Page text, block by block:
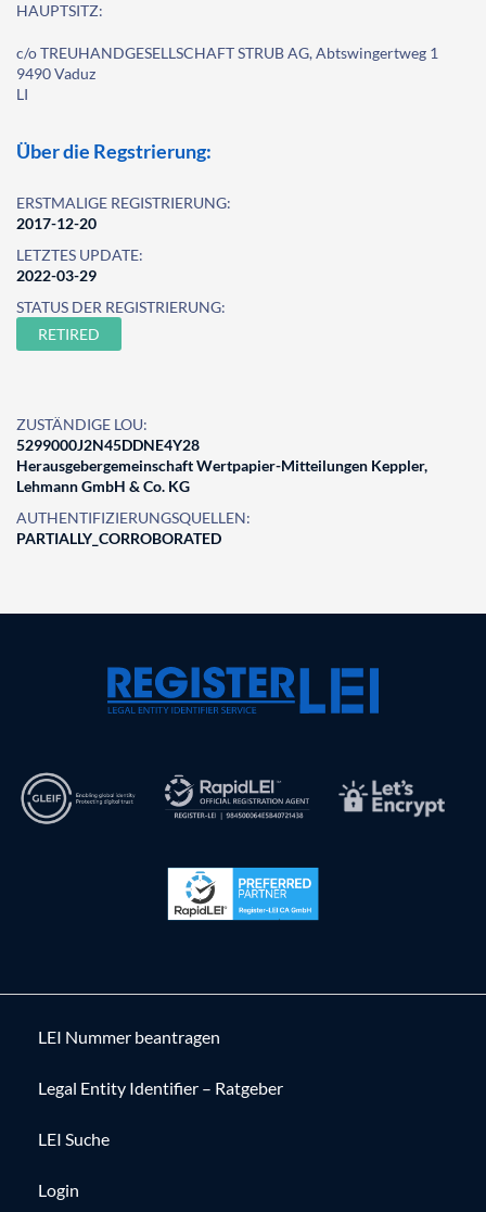
HAUPTSITZ:
c/o TREUHANDGESELLSCHAFT STRUB AG, Abtswingertweg 1
9490 Vaduz
LI
Über die Regstrierung:
ERSTMALIGE REGISTRIERUNG:
2017-12-20
LETZTES UPDATE:
2022-03-29
STATUS DER REGISTRIERUNG:
RETIRED
ZUSTÄNDIGE LOU:
5299000J2N45DDNE4Y28
Herausgebergemeinschaft Wertpapier-Mitteilungen Keppler,
Lehmann GmbH & Co. KG
AUTHENTIFIZIERUNGSQUELLEN:
PARTIALLY_CORROBORATED
LEI Nummer beantragen
Legal Entity Identifier – Ratgeber
LEI Suche
Login